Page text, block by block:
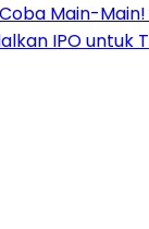
Main-Main!
IPO untuk